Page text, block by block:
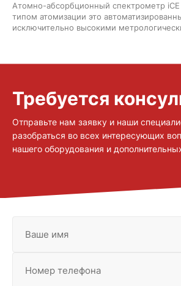
Атомно-абсорбционный спектрометр
типом атомизации это
исключительно высокими
позволяет получить самые лучшие
своем классе приборов
Требуется
Отправьте нам заявку и наши
разобраться во всех интересующих
нашего оборудования и
Ваше имя
Номер телефона